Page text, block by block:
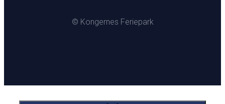
© Kongernes Feriepark